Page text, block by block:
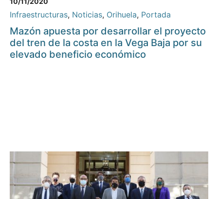
Infraestructuras, Noticias, Orihuela, Portada
Mazón apuesta por desarrollar el proyecto
del tren de la costa en la Vega Baja por su
elevado beneficio económico